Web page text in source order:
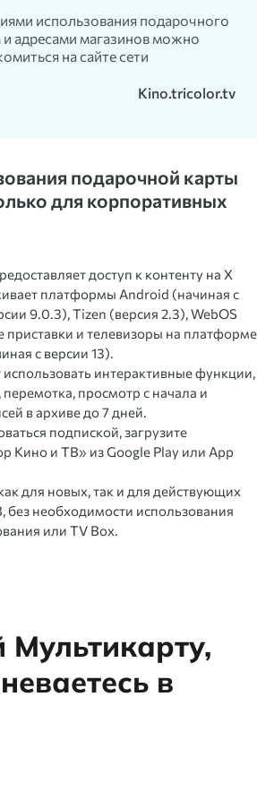
использования подарочного
и адресами магазинов можно
на сайте сети
Kino.tricolor.tv
подарочной карты
для корпоративных
доступ к контенту на X
платформы Android (начиная с
9.0.3), Tizen (версия 2.3), WebOS
приставки и телевизоры на платформе
с версии 13).
интерактивные функции,
просмотр с начала и
в архиве до 7 дней.
подпиской, загрузите
Кино и ТВ» из Google Play или App
для новых, так и для действующих
без необходимости использования
или TV Box.
в